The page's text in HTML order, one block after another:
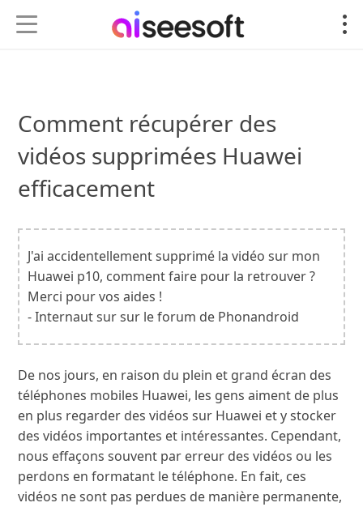
Comment récupérer des
vidéos supprimées Huawei
efficacement
J'ai accidentellement supprimé la vidéo sur mon
Huawei p10, comment faire pour la retrouver ?
Merci pour vos aides !
- Internaut sur sur le forum de Phonandroid
De nos jours, en raison du plein et grand écran des
téléphones mobiles Huawei, les gens aiment de plus
en plus regarder des vidéos sur Huawei et y stocker
des vidéos importantes et intéressantes. Cependant,
nous effaçons souvent par erreur des vidéos ou les
perdons en formatant le téléphone. En fait, ces
vidéos ne sont pas perdues de manière permanente,